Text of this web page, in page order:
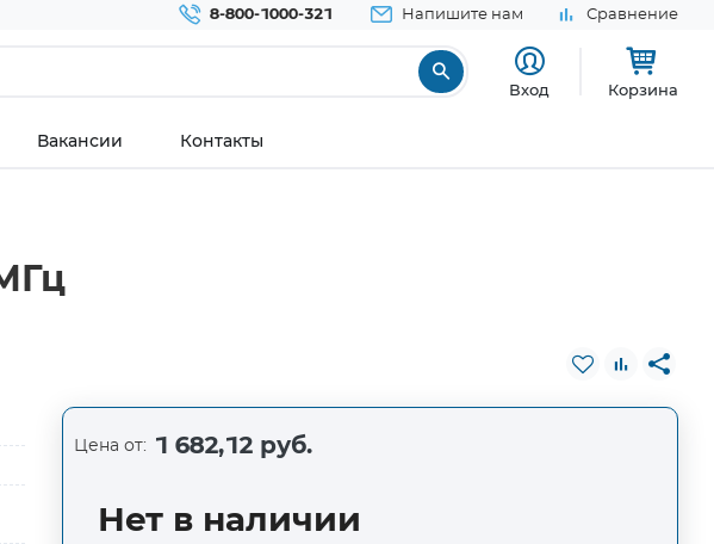
8-800-1000-321 Напишите нам Сравнение
Вход Корзина
Вакансии Контакты
Цена от: 1 682,12 руб.
Нет в наличии